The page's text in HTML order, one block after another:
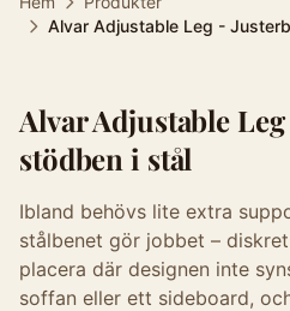
Alvar Adjustable Leg -
Alvar Adjustable
stödben i stål
Ibland behövs lite extra
stålbenet gör jobbet –
placera där designen inte
soffan eller ett sideboard,